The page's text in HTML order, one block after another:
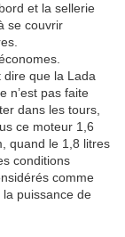
et la sellerie
se couvrir
dire que la Lada
n’est pas faite
dans les tours,
ce moteur 1,6
quand le 1,8 litres
conditions
comme
puissance de